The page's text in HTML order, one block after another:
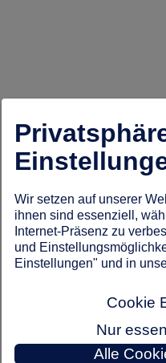
Wir setzen auf unserer
ihnen sind essenziell,
Internet-Präsenz zu
und
Einstellungen" und in
Cookie
Nur
Alle